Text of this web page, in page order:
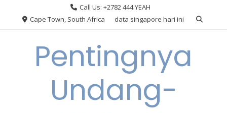
Call Us: +2782 444 YEAH
Cape Town, South Africa
data singapore hari ini
Pentingnya
Undang-